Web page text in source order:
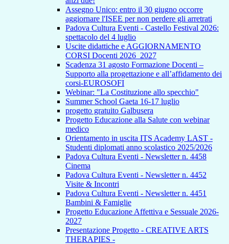
Assegno Unico: entro il 30 giugno occorre
aggiornare l'ISEE per non perdere gli arretrati
Padova Cultura Eventi - Castello Festival 2026:
spettacolo del 4 luglio
Uscite didattiche e AGGIORNAMENTO
CORSI Docenti 2026_2027
Scadenza 31 agosto Formazione Docenti –
Supporto alla progettazione e all’affidamento dei
corsi-EUROSOFI
Webinar: "La Costituzione allo specchio"
Summer School Gaeta 16-17 luglio
progetto gratuito Galbusera
Progetto Educazione alla Salute con webinar
medico
Orientamento in uscita ITS Academy LAST -
Studenti diplomati anno scolastico 2025/2026
Padova Cultura Eventi - Newsletter n. 4458
Cinema
Padova Cultura Eventi - Newsletter n. 4452
Visite & Incontri
Padova Cultura Eventi - Newsletter n. 4451
Bambini & Famiglie
Progetto Educazione Affettiva e Sessuale 2026-
2027
Presentazione Progetto - CREATIVE ARTS
THERAPIES -